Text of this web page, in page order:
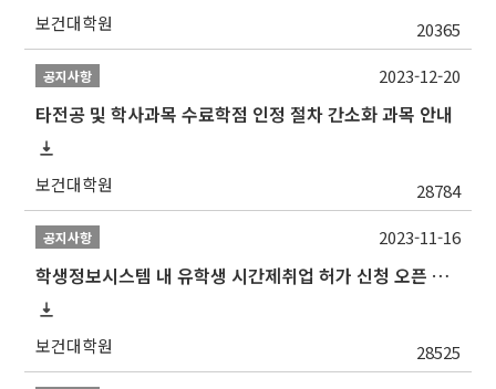
보건대학원 20365
공지사항
타전공 및 학사과목 수료학점 인정 절차 간소화 과목 안내
보건대학원 28784
2023-12-20
공지사항
학생정보시스템 내 유학생 시간제취업 허가 신청 오픈 안내
보건대학원 28525
2023-11-16